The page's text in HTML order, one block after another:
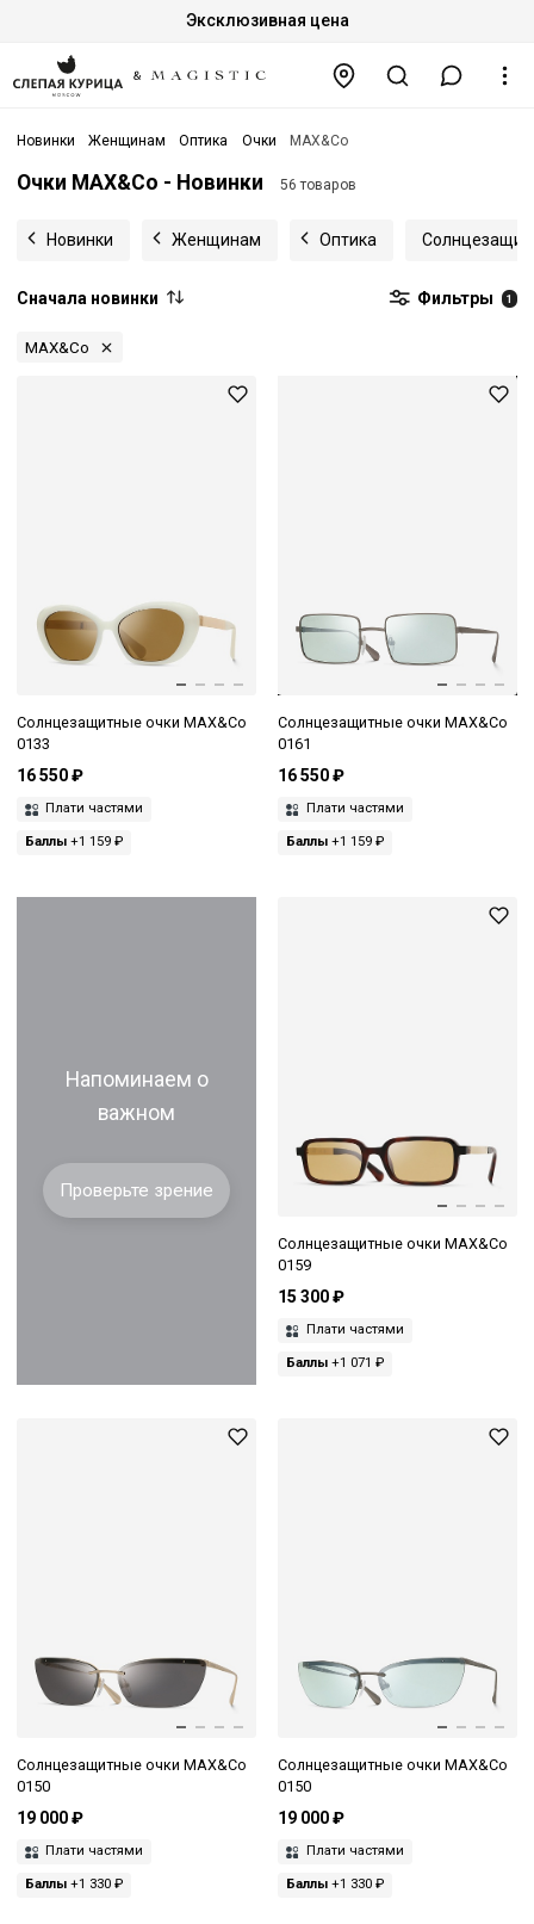
Эксклюзивная цена
Новинки Женщинам Оптика Очки MAX&Co
Очки MAX&Co - Новинки 56 товаров
Новинки Женщинам Оптика
Сначала новинки Фильтры 1
MAX&Co
Солнцезащитные очки MAX&Co
0133
16 550 ₽
Плати частями
Баллы +1 159 ₽
Солнцезащитные очки MAX&Co
0161
16 550 ₽
Плати частями
Баллы+1 159 ₽
Напоминаем о
важном
Проверьте зрение
Солнцезащитные очки MAX&Co
0159
15 300 ₽
Плати частями
Баллы+1 071 ₽
Солнцезащитные очки MAX&Co
0150
19 000 ₽
Плати частями
Баллы +1 330 ₽
Солнцезащитные очки MAX&Co
0150
19 000 ₽
Плати частями
Баллы+1 330 ₽